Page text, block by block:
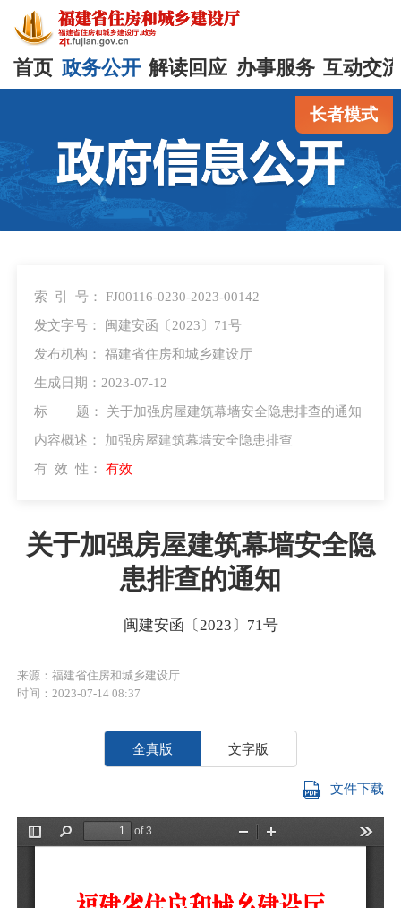
首页 政务公开 解读回应 办事服务 互动交
长者模式
索 引 号： FJ00116-0230-2023-00142
发文字号： 闽建安函〔2023〕71号
发布机构： 福建省住房和城乡建设厅
生成日期：2023-07-12
标 题： 关于加强房屋建筑幕墙安全隐患排查的通知
内容概述： 加强房屋建筑幕墙安全隐患排查
有 效 性： 有效
关于加强房屋建筑幕墙安全隐
患排查的通知
闽建安函〔2023〕71号
来源：福建省住房和城乡建设厅
时间：2023-07-14 08:37
全真版 文字版
文件下载